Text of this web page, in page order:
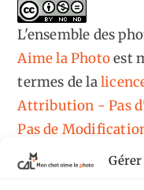
L'ensemble des
Aime la Photoest
termes de la
Attribution - Pas
Pas de
Fondé(e) sur une